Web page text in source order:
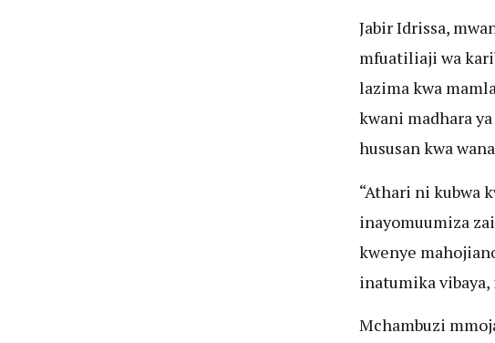
Jabir Idrissa,
mfuatiliaji wa
lazima kwa
kwani madhara
hususan kwa
“Athari ni kubwa
inayomuumiza
kwenye
inatumika
Mchambuzi